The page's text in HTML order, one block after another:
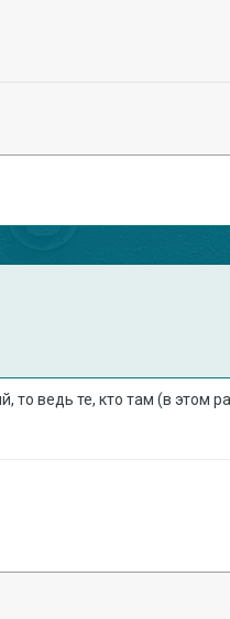
то ведь те, кто там (в этом